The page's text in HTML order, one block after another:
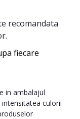
recomandata
fiecare
in ambalajul
culorii